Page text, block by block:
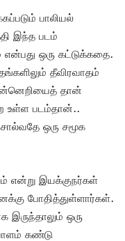
பாலியல்
இந்த படம்
என்பது ஒரு கட்டுக்கதை.
தீவிரவாதம்
தான்
உள்ள படம்தான்..
ஒரு சமூக
என்று இயக்குநர்கள்
போதித்துள்ளார்கள்.
இருந்தாலும் ஒரு
கண்டு